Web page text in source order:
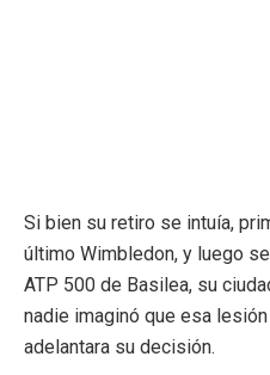
Si bien su retiro se intuía,
último Wimbledon, y luego
ATP 500 de Basilea, su
nadie imaginó que esa
adelantara su decisión.